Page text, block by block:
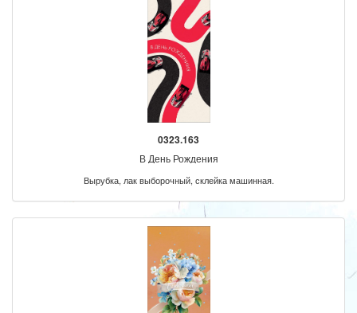
0323.163
В День Рождения
Вырубка, лак выборочный, склейка машинная.